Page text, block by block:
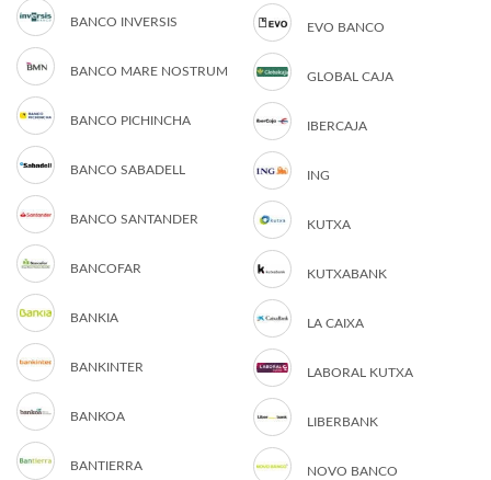
BANCO INVERSIS
BANCO MARE NOSTRUM
BANCO PICHINCHA
BANCO SABADELL
BANCO SANTANDER
BANCOFAR
BANKIA
BANKINTER
BANKOA
BANTIERRA
EVO BANCO
GLOBAL CAJA
IBERCAJA
ING
KUTXA
KUTXABANK
LA CAIXA
LABORAL KUTXA
LIBERBANK
NOVO BANCO